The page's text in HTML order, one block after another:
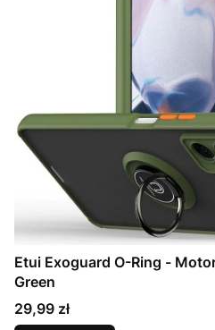
Etui Exoguard O-Ring -
Green
Cena
29,99 zł